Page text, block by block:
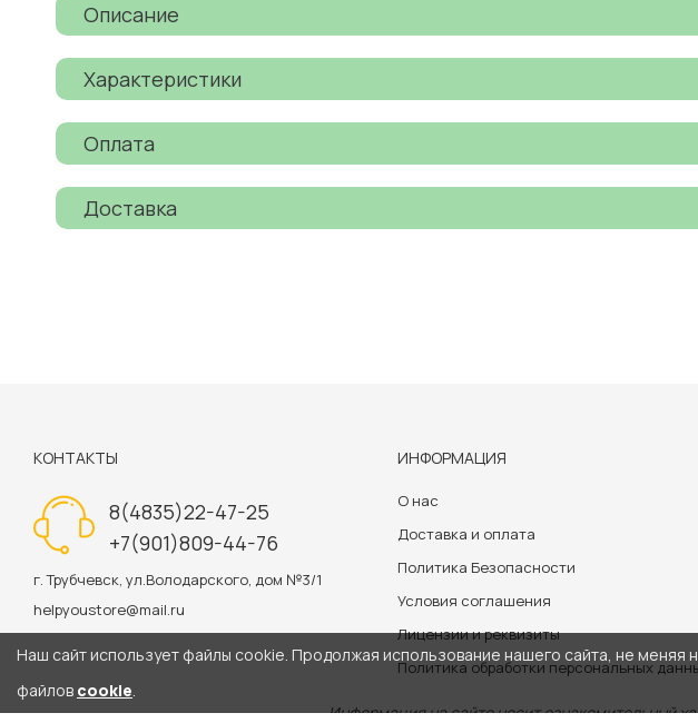
Описание
Характеристики
Оплата
Доставка
КОНТАКТЫ
8(4835)22-47-25
+7(901)809-44-76
г. Трубчевск, ул.Володарского, дом №3/1
helpyoustore@mail.ru
ИНФОРМАЦИЯ
О нас
Доставка и оплата
Политика Безопасности
Условия соглашения
Лицензии и реквизиты
Политика обработки персональных
Информация на сайте носит ознакомительный
Наш сайт использует файлы cookie. Продолжая использование нашего сайта, не меняя
файлов cookie.